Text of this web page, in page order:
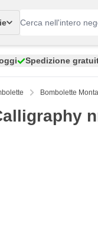
Spedizione
Bombolette